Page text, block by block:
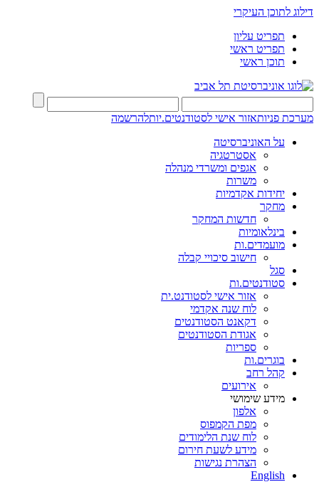
דילוג לתוכן העיקרי
תפריט עליון
תפריט ראשי
תוכן ראשי
מערכת פניותאזור אישי לסטודנטים.יותלהרשמה
על האוניברסיטה
אסטרטגיה
אגפים ומשרדי מנהלה
משרות
יחידות אקדמיות
מחקר
חדשות המחקר
בינלאומיות
מועמדים.ות
חישוב סיכויי קבלה
סגל
סטודנטים.ות
אזור אישי לסטודנט.ית
לוח שנה אקדמי
דקאנט הסטודנטים
אגודת הסטודנטים
ספריות
בוגרים.ות
קהל רחב
אירועים
מידע שימושי
אלפון
מפת הקמפוס
לוח שנת הלימודים
מידע לשעת חירום
הצהרת נגישות
English